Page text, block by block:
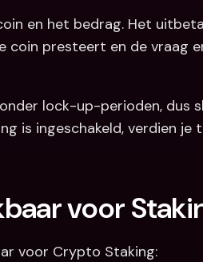
en het bedrag. Het
coin presteert en de vraag
lock-up-perioden, dus
is ingeschakeld, verdien je
voor
voor Crypto Staking: